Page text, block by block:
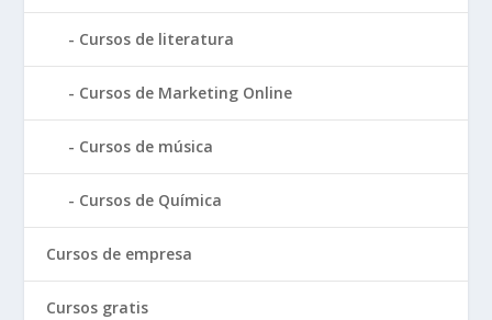
Cursos de literatura
Cursos de Marketing Online
Cursos de música
Cursos de Química
Cursos de empresa
Cursos gratis